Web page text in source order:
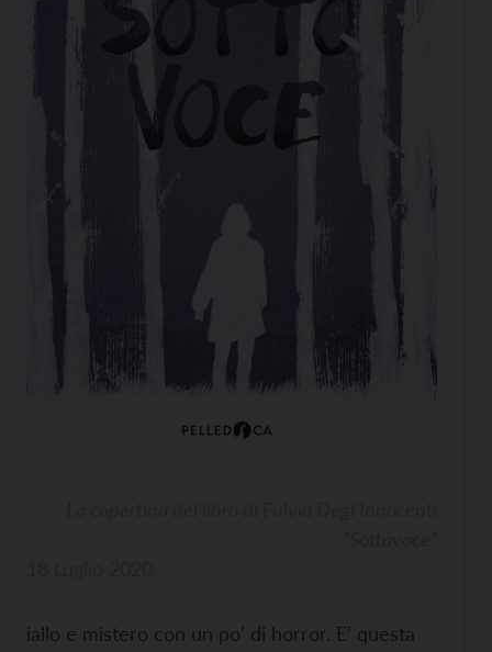
iallo e mistero con un po’ di horror. E’ questa